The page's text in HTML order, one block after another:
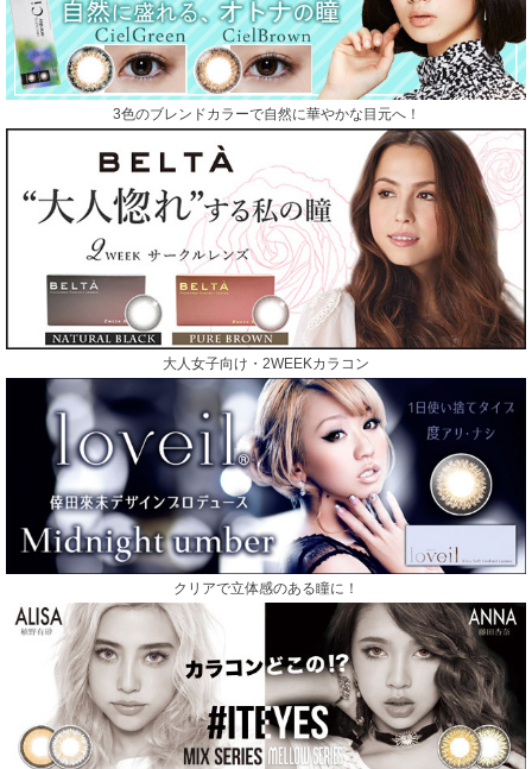
3色のブレンドカラーで自然に華やかな目元へ！
大人女子向け・2WEEKカラコン
クリアで立体感のある瞳に！